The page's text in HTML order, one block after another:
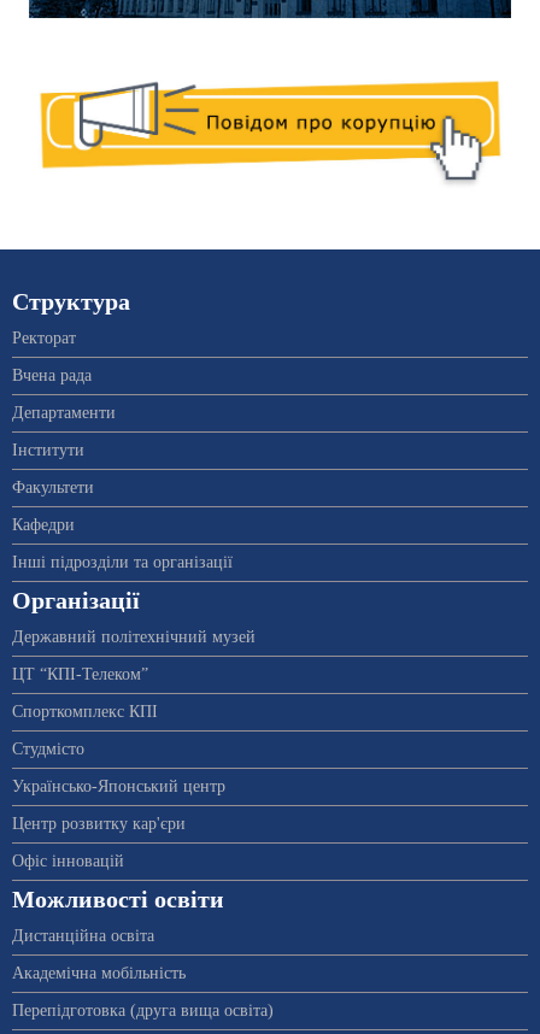
Структура
Ректорат
Вчена рада
Департаменти
Інститути
Факультети
Кафедри
Інші підрозділи та організації
Організації
Державний політехнічний музей
ЦТ “КПІ-Телеком”
Спорткомплекс КПІ
Студмісто
Українсько-Японський центр
Центр розвитку кар'єри
Офіс інновацій
Можливості освіти
Дистанційна освіта
Академічна мобільність
Перепідготовка (друга вища освіта)